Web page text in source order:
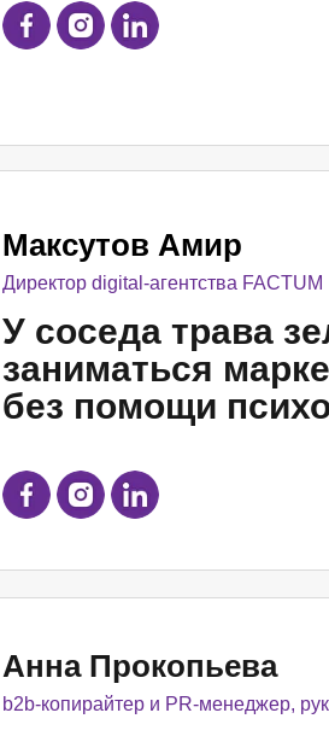
Максутов Амир
Директор digital-агентства FACTUM
У соседа трава
заниматься
без помощи
Анна Прокопьева
b2b-копирайтер и PR-менеджер,